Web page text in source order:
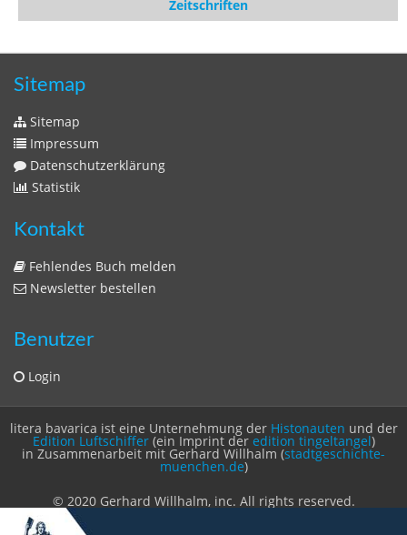
Zeitschriften
Sitemap
Sitemap
Impressum
Datenschutzerklärung
Statistik
Kontakt
Fehlendes Buch melden
Newsletter bestellen
Benutzer
Login
litera bavarica ist eine Unternehmung der Histonauten und der
Edition Luftschiffer(ein Imprint der edition tingeltangel)
in Zusammenarbeit mit Gerhard Willhalm (stadtgeschichte-
muenchen.de)
© 2020 Gerhard Willhalm, inc. All rights reserved.